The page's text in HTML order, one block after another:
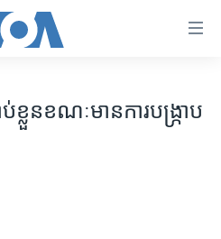
លួន​ខណៈ​មាន​ការ​បង្ក្រាប​